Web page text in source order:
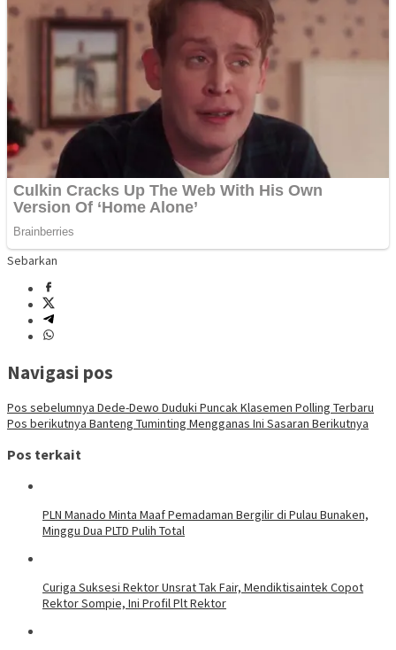
Sebarkan
Navigasi pos
Pos sebelumnya Dede-Dewo Duduki Puncak Klasemen Polling Terbaru
Pos berikutnya Banteng Tuminting Mengganas Ini Sasaran Berikutnya
Pos terkait
PLN Manado Minta Maaf Pemadaman Bergilir di Pulau Bunaken,
Minggu Dua PLTD Pulih Total
Curiga Suksesi Rektor Unsrat Tak Fair, Mendiktisaintek Copot
Rektor Sompie, Ini Profil Plt Rektor